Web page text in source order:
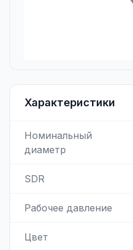
Характеристики
Номинальный
диаметр
SDR
Рабочее давление
Цвет